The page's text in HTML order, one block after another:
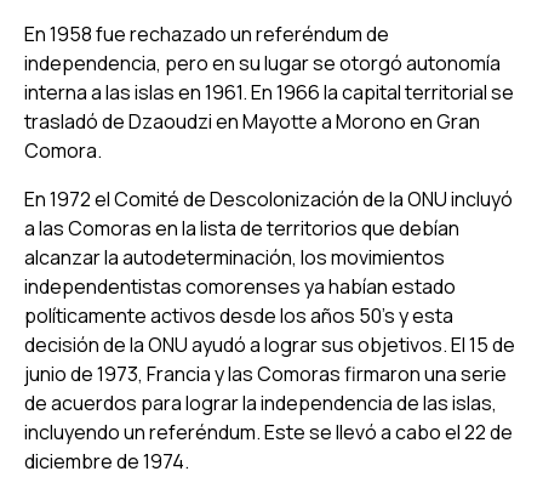
En 1958 fue rechazado un referéndum de
independencia, pero en su lugar se otorgó autonomía
interna a las islas en 1961. En 1966 la capital territorial se
trasladó de Dzaoudzi en Mayotte a Morono en Gran
Comora.
En 1972 el Comité de Descolonización de la ONU incluyó
a las Comoras en la lista de territorios que debían
alcanzar la autodeterminación, los movimientos
independentistas comorenses ya habían estado
políticamente activos desde los años 50’s y esta
decisión de la ONU ayudó a lograr sus objetivos. El 15 de
junio de 1973, Francia y las Comoras firmaron una serie
de acuerdos para lograr la independencia de las islas,
incluyendo un referéndum. Este se llevó a cabo el 22 de
diciembre de 1974.